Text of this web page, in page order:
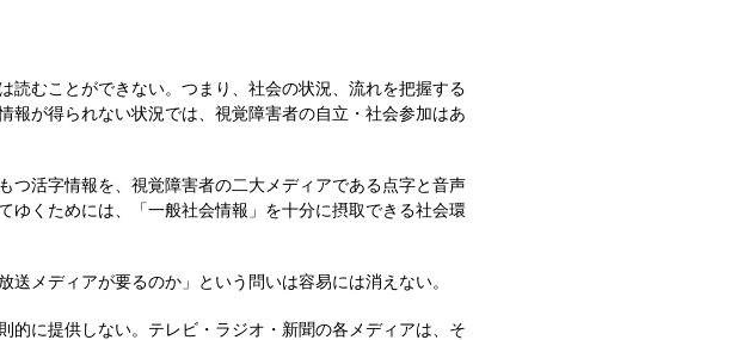
むことができない。つまり、社会の状況、流れを把握する
報が得られない状況では、視覚障害者の自立・社会参加はあ
活字情報を、視覚障害者の二大メディアである点字と音声
ゆくためには、「一般社会情報」を十分に摂取できる社会環
メディアが要るのか」という問いは容易には消えない。
に提供しない。テレビ・ラジオ・新聞の各メディアは、そ